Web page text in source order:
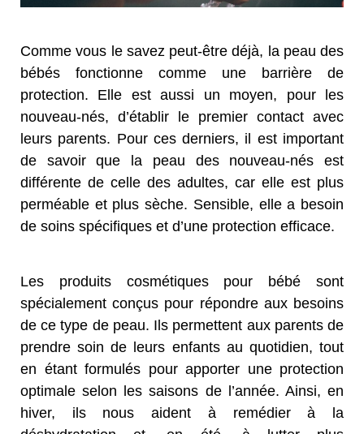
Comme vous le savez peut-être déjà, la peau des
bébés fonctionne comme une barrière de
protection. Elle est aussi un moyen, pour les
nouveau-nés, d’établir le premier contact avec
leurs parents. Pour ces derniers, il est important
de savoir que la peau des nouveau-nés est
différente de celle des adultes, car elle est plus
perméable et plus sèche. Sensible, elle a besoin
de soins spécifiques et d’une protection efficace.
Les produits cosmétiques pour bébé sont
spécialement conçus pour répondre aux besoins
de ce type de peau. Ils permettent aux parents de
prendre soin de leurs enfants au quotidien, tout
en étant formulés pour apporter une protection
optimale selon les saisons de l’année. Ainsi, en
hiver, ils nous aident à remédier à la